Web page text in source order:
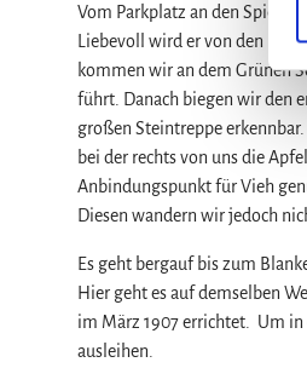
i
u
n
g
s
a
u
s
a
Vom Parkplatz an den
Liebevoll wird er von den
kommen wir an dem Grünen
führt. Danach biegen wir den
großen Steintreppe
bei der rechts von uns die
Anbindungspunkt für Vieh
Diesen wandern wir jedoch
Es geht bergauf bis zum
Hier geht es auf demselben
im März 1907 errichtet. Um in
ausleihen.